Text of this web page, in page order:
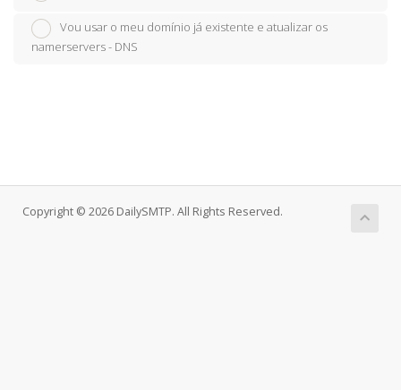
Vou usar o meu domínio já existente e atualizar os
namerservers - DNS
Copyright © 2026 DailySMTP. All Rights Reserved.